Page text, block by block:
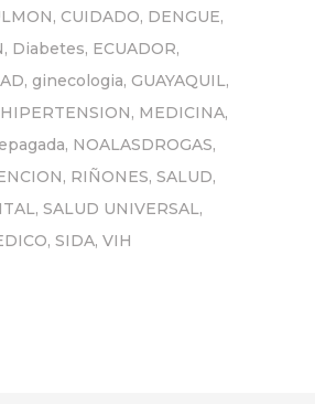
CUIDADO DENGUE
Diabetes ECUADOR
ginecologia GUAYAQUIL
HIPERTENSION MEDICINA
NOALASDROGAS
RIÑONES SALUD
SALUD UNIVERSAL
SIDA VIH